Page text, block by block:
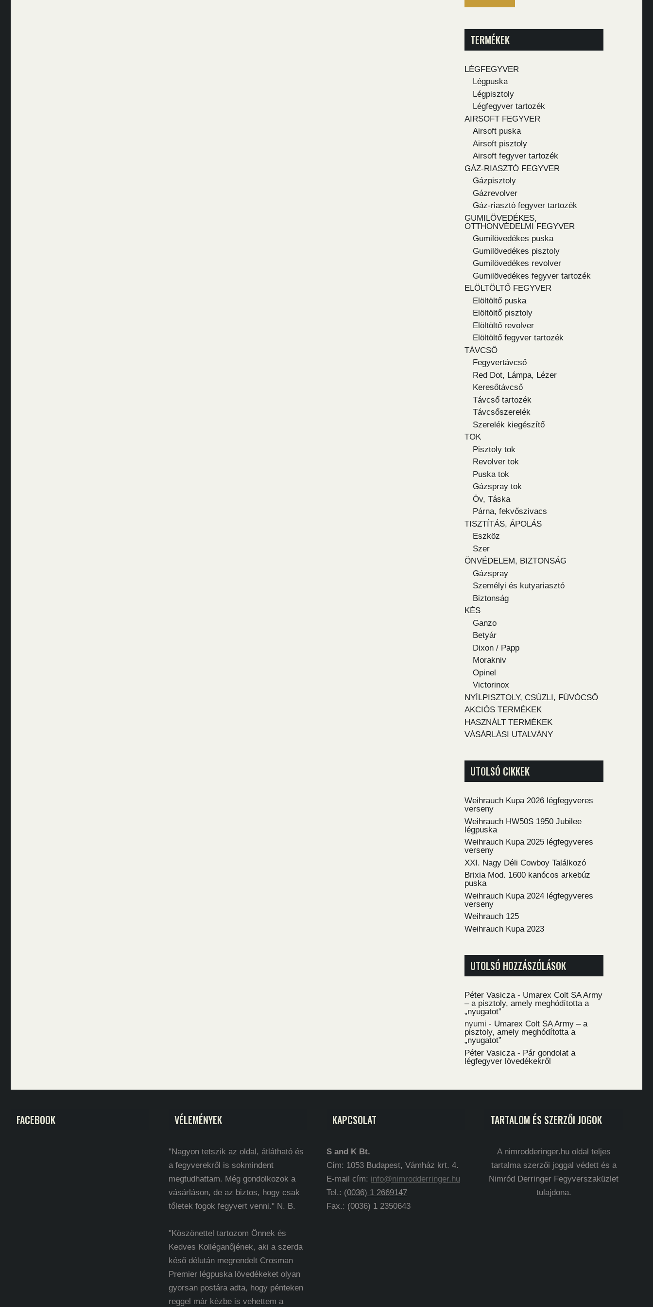
TERMÉKEK
LÉGFEGYVER
Légpuska
Légpisztoly
Légfegyver tartozék
AIRSOFT FEGYVER
Airsoft puska
Airsoft pisztoly
Airsoft fegyver tartozék
GÁZ-RIASZTÓ FEGYVER
Gázpisztoly
Gázrevolver
Gáz-riasztó fegyver tartozék
GUMILÖVEDÉKES,
OTTHONVÉDELMI FEGYVER
Gumilövedékes puska
Gumilövedékes pisztoly
Gumilövedékes revolver
Gumilövedékes fegyver tartozék
ELÖLTÖLTŐ FEGYVER
Elöltöltő puska
Elöltöltő pisztoly
Elöltöltő revolver
Elöltöltő fegyver tartozék
TÁVCSŐ
Fegyvertávcső
Red Dot, Lámpa, Lézer
Keresőtávcső
Távcső tartozék
Távcsőszerelék
Szerelék kiegészítő
TOK
Pisztoly tok
Revolver tok
Puska tok
Gázspray tok
Öv, Táska
Párna, fekvőszivacs
TISZTÍTÁS, ÁPOLÁS
Eszköz
Szer
ÖNVÉDELEM, BIZTONSÁG
Gázspray
Személyi és kutyariasztó
Biztonság
KÉS
Ganzo
Betyár
Dixon / Papp
Morakniv
Opinel
Victorinox
NYÍLPISZTOLY, CSÚZLI, FÚVÓCSŐ
AKCIÓS TERMÉKEK
HASZNÁLT TERMÉKEK
VÁSÁRLÁSI UTALVÁNY
UTOLSÓ CIKKEK
Weihrauch Kupa 2026 légfegyveres
verseny
Weihrauch HW50S 1950 Jubilee
légpuska
Weihrauch Kupa 2025 légfegyveres
verseny
XXI. Nagy Déli Cowboy Találkozó
Brixia Mod. 1600 kanócos arkebúz
puska
Weihrauch Kupa 2024 légfegyveres
verseny
Weihrauch 125
Weihrauch Kupa 2023
UTOLSÓ HOZZÁSZÓLÁSOK
Péter Vasicza - Umarex Colt SA Army
– a pisztoly, amely meghódította a
„nyugatot”
nyumi - Umarex Colt SA Army – a
pisztoly, amely meghódította a
„nyugatot”
Péter Vasicza - Pár gondolat a
légfegyver lövedékekről
FACEBOOK VÉLEMÉNYEK
"Nagyon tetszik az oldal, átlátható és
a fegyverekről is sokmindent
megtudhattam. Még gondolkozok a
vásárláson, de az biztos, hogy csak
tőletek fogok fegyvert venni." N. B.
"Köszönettel tartozom Önnek és
Kedves Kolléganőjének, aki a szerda
késő délután megrendelt Crosman
Premier légpuska lövedékeket olyan
gyorsan postára adta, hogy pénteken
reggel már kézbe is vehettem a
KAPCSOLAT
S and K Bt.
Cím: 1053 Budapest, Vámház krt. 4.
E-mail cím: info@nimrodderringer.hu
Tel.: (0036) 1 2669147
Fax.: (0036) 1 2350643
TARTALOM ÉS SZERZŐI JOGOK
A nimrodderinger.hu oldal teljes
tartalma szerzői joggal védett és a
Nimród Derringer Fegyverszaküzlet
tulajdona.